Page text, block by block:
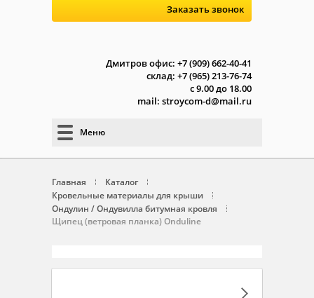
Заказать звонок
Дмитров офис: +7 (909) 662-40-41
склад: +7 (965) 213-76-74
с 9.00 до 18.00
mail: stroycom-d@mail.ru
Меню
Главная
Каталог
Кровельные материалы для крыши
Ондулин / Ондувилла битумная кровля
Щипец (ветровая планка) Onduline